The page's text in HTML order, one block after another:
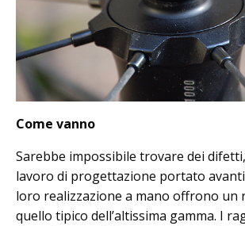
Come vanno
Sarebbe impossibile trovare dei
lavoro di progettazione portato avanti
loro realizzazione a mano offrono un
quello tipico dell’altissima gamma. I